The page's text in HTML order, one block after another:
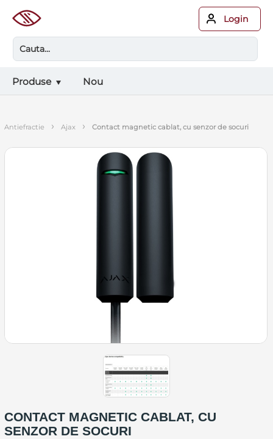
Login
Produse Nou
antiefractie › ajax › contact magnetic cablat, cu senzor de socuri
CONTACT MAGNETIC CABLAT, CU
SENZOR DE SOCURI